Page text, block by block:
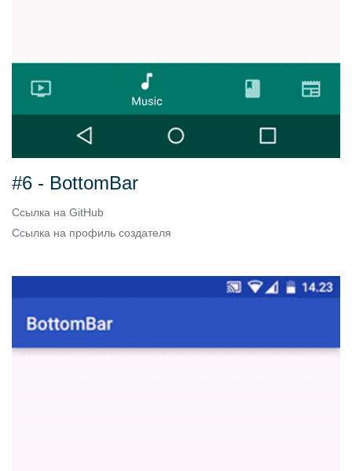
#6 - BottomBar
Ссылка на GitHub
Ссылка на профиль создателя